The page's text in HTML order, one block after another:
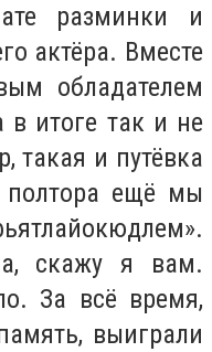
разминки и
актёра. Вместе
обладателем
в итоге так и не
такая и путёвка
полтора ещё мы
скажу я вам.
За всё время,
выиграли